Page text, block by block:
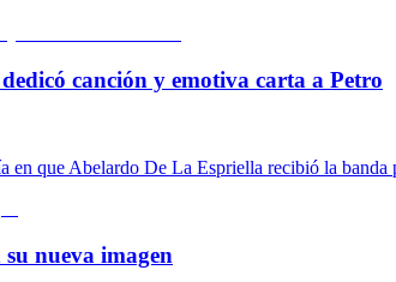
canción y emotiva carta a Petro
en que Abelardo De La Espriella recibió la banda
nueva imagen